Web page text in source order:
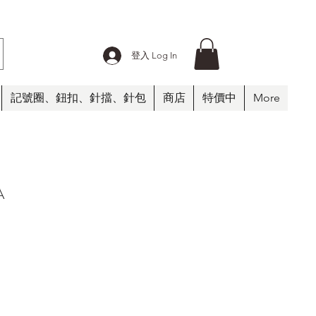
登入 Log In
記號圈、鈕扣、針擋、針包 商店 特價中 More